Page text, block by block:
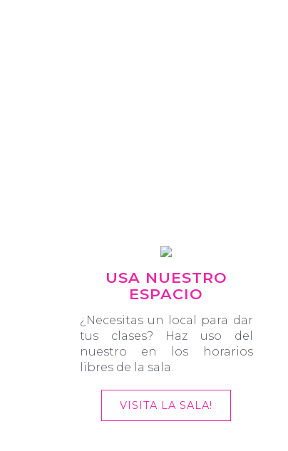
USA NUESTRO
ESPACIO
¿Necesitas un local para dar
tus clases? Haz uso del
nuestro en los horarios
libres de la sala.
VISITA LA SALA!